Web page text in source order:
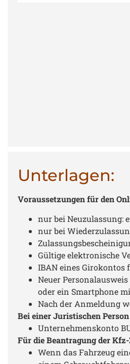
Unterlagen:
Voraussetzungen für den
nur bei Neuzulassung:
nur bei
Gültige elektronische
IBAN eines Girokontos
Neuer
oder ein Smartphone
Nach der Anmeldung
Bei einer Juristischen
Unternehmenskonto
Für die Beantragung der
Wenn das Fahrzeug